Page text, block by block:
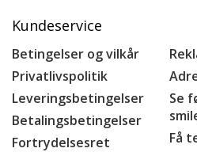
Kundeservice
Betingelser og vilkår
Privatlivspolitik
Leveringsbetingelser
Betalingsbetingelser
Fortrydelsesret
Se
Få